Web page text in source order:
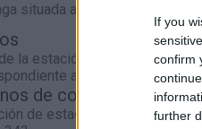
If you
confirm
further
situada a 0,74 kilómetros de
la estación
al servicio de
de contacto
de estaciones